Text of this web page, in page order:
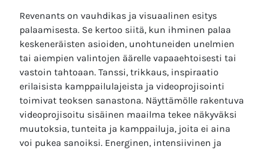
Revenants on vauhdikas ja visuaalinen esitys
palaamisesta. Se kertoo siitä, kun ihminen palaa
keskeneräisten asioiden, unohtuneiden unelmien
tai aiempien valintojen äärelle vapaaehtoisesti tai
vastoin tahtoaan. Tanssi, trikkaus, inspiraatio
erilaisista kamppailulajeista ja videoprojisointi
toimivat teoksen sanastona. Näyttämölle rakentuva
videoprojisoitu sisäinen maailma tekee näkyväksi
muutoksia, tunteita ja kamppailuja, joita ei aina
voi pukea sanoiksi. Energinen, intensiivinen ja